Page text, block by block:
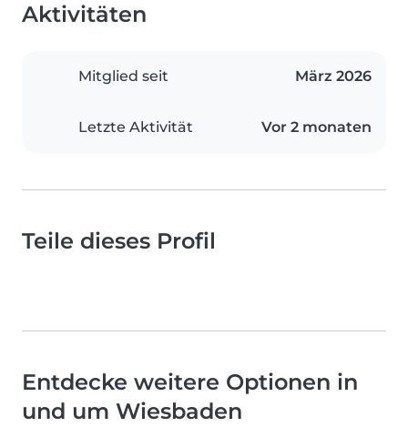
Aktivitäten
Mitglied seit März 2026
Letzte Aktivität Vor 2 monaten
Teile dieses Profil
Entdecke weitere Optionen in
und um Wiesbaden